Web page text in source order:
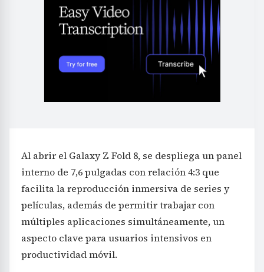
Al abrir el Galaxy Z Fold 8, se despliega un panel
interno de 7,6 pulgadas con relación 4:3 que
facilita la reproducción inmersiva de series y
películas, además de permitir trabajar con
múltiples aplicaciones simultáneamente, un
aspecto clave para usuarios intensivos en
productividad móvil.